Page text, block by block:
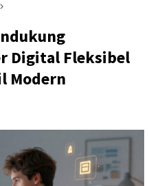
Digital Fleksibel
Modern